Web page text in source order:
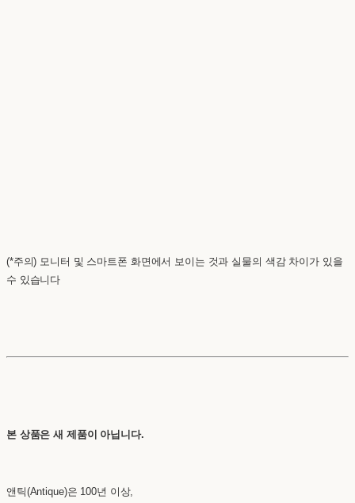
(*주의) 모니터 및 스마트폰 화면에서 보이는 것과 실물의 색감 차이가 있을
수 있습니다
본 상품은 새 제품이 아닙니다.
앤틱(Antique)은 100년 이상,